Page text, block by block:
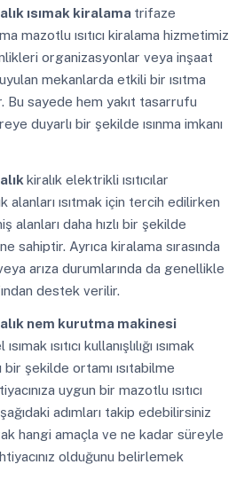
ısımak kiralama trifaze
mazotlu ısıtıcı kiralama hizmetimiz
organizasyonlar veya inşaat
mekanlarda etkili bir ısıtma
Bu sayede hem yakıt tasarrufu
duyarlı bir şekilde ısınma imkanı
kiralık elektrikli ısıtıcılar
alanları ısıtmak için tercih edilirken
alanları daha hızlı bir şekilde
sahiptir. Ayrıca kiralama sırasında
arıza durumlarında da genellikle
destek verilir.
nem kurutma makinesi
ısıtıcı kullanışlılığı ısımak
bir şekilde ortamı ısıtabilme
uygun bir mazotlu ısıtıcı
adımları takip edebilirsiniz
hangi amaçla ve ne kadar süreyle
olduğunu belirlemek